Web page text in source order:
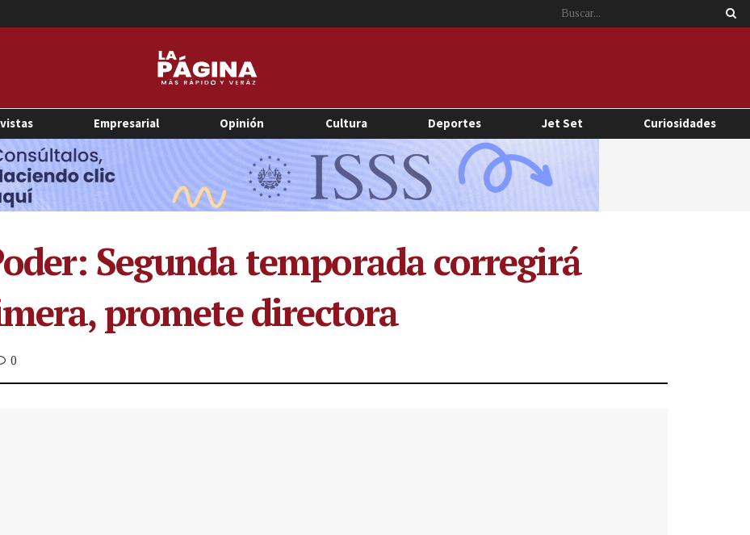
Empresarial Opinión Cultura Deportes Jet Set Curiosidades
Segunda temporada corregirá
promete directora
0